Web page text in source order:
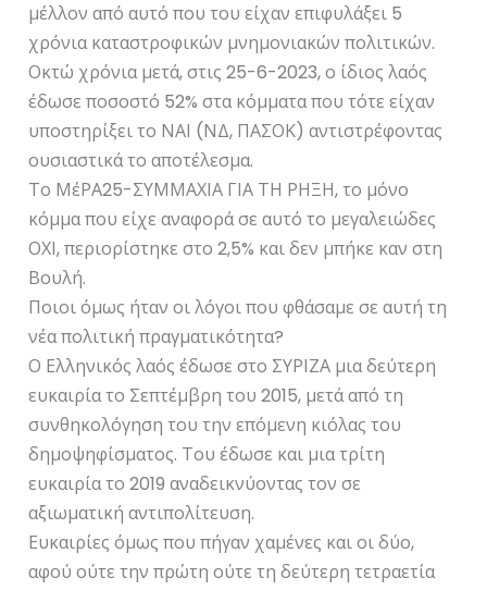
μέλλον από αυτό που του είχαν επιφυλάξει 5
χρόνια καταστροφικών μνημονιακών πολιτικών.
Οκτώ χρόνια μετά, στις 25-6-2023, ο ίδιος λαός
έδωσε ποσοστό 52% στα κόμματα που τότε είχαν
υποστηρίξει το ΝΑΙ (ΝΔ, ΠΑΣΟΚ) αντιστρέφοντας
ουσιαστικά το αποτέλεσμα.
Το ΜέΡΑ25-ΣΥΜΜΑΧΙΑ ΓΙΑ ΤΗ ΡΗΞΗ, το μόνο
κόμμα που είχε αναφορά σε αυτό το μεγαλειώδες
ΟΧΙ, περιορίστηκε στο 2,5% και δεν μπήκε καν στη
Βουλή.
Ποιοι όμως ήταν οι λόγοι που φθάσαμε σε αυτή τη
νέα πολιτική πραγματικότητα?
Ο Ελληνικός λαός έδωσε στο ΣΥΡΙΖΑ μια δεύτερη
ευκαιρία το Σεπτέμβρη του 2015, μετά από τη
συνθηκολόγηση του την επόμενη κιόλας του
δημοψηφίσματος. Του έδωσε και μια τρίτη
ευκαιρία το 2019 αναδεικνύοντας τον σε
αξιωματική αντιπολίτευση.
Ευκαιρίες όμως που πήγαν χαμένες και οι δύο,
αφού ούτε την πρώτη ούτε τη δεύτερη τετραετία